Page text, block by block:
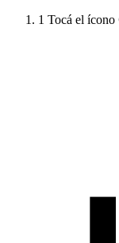
1 Tocá el ícono